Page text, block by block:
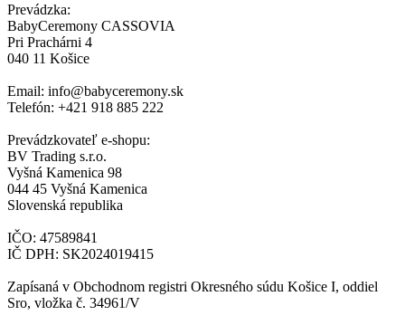
Prevádzka:
BabyCeremony CASSOVIA
Pri Prachárni 4
040 11 Košice
Email: info@babyceremony.sk
Telefón: +421 918 885 222
Prevádzkovateľ e-shopu:
BV Trading s.r.o.
Vyšná Kamenica 98
044 45 Vyšná Kamenica
Slovenská republika
IČO: 47589841
IČ DPH: SK2024019415
Zapísaná v Obchodnom registri Okresného súdu Košice I, oddiel
Sro, vložka č. 34961/V